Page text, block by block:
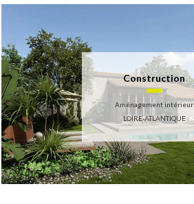
Construction
Aménagement intérieur
LOIRE-ATLANTIQUE